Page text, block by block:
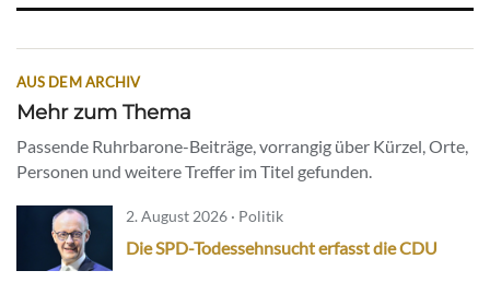
AUS DEM ARCHIV
Mehr zum Thema
Passende Ruhrbarone-Beiträge, vorrangig über Kürzel, Orte,
Personen und weitere Treffer im Titel gefunden.
2. August 2026 · Politik
Die SPD-Todessehnsucht erfasst die CDU